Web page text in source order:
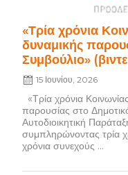
«Τρία χρόνια
δυναμικής
Συμβούλιο»
15 Ιουνίου, 2026
«Τρία χρόνια
παρουσίας στο
Αυτοδιοικητική
συμπληρώνοντας τρία
χρόνια συνεχούς ...